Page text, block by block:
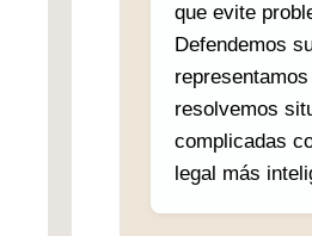
que evite
Defendemos
resolvemos
complicadas
legal más